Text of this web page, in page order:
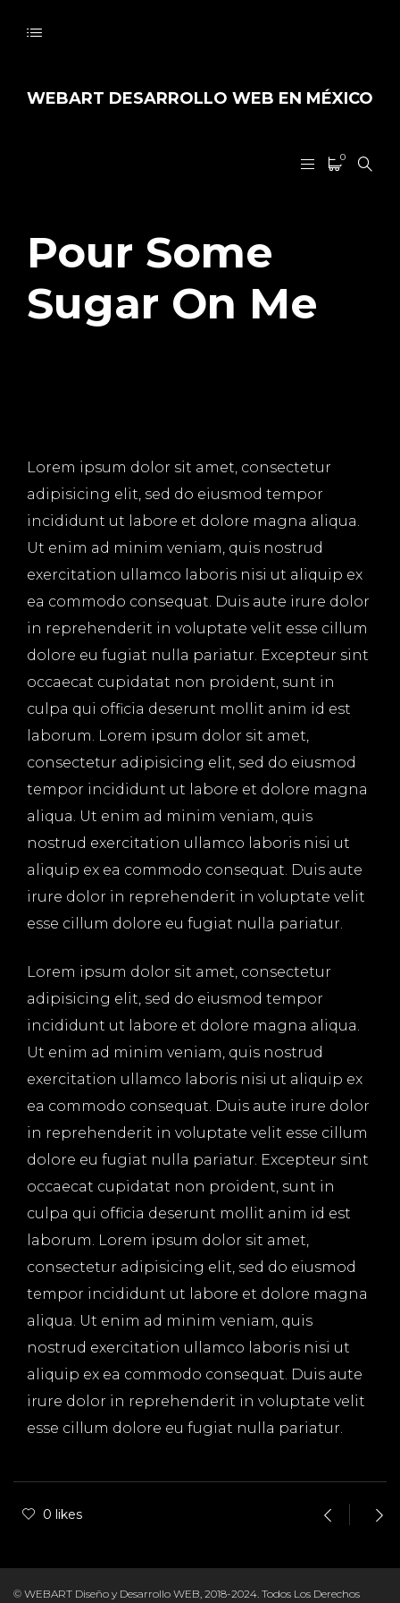
WEBART DESARROLLO WEB EN MÉXICO
0
Pour Some
Sugar On Me
Lorem ipsum dolor sit amet, consectetur
adipisicing elit, sed do eiusmod tempor
incididunt ut labore et dolore magna aliqua.
Ut enim ad minim veniam, quis nostrud
exercitation ullamco laboris nisi ut aliquip ex
ea commodo consequat. Duis aute irure dolor
in reprehenderit in voluptate velit esse cillum
dolore eu fugiat nulla pariatur. Excepteur sint
occaecat cupidatat non proident, sunt in
culpa qui officia deserunt mollit anim id est
laborum. Lorem ipsum dolor sit amet,
consectetur adipisicing elit, sed do eiusmod
tempor incididunt ut labore et dolore magna
aliqua. Ut enim ad minim veniam, quis
nostrud exercitation ullamco laboris nisi ut
aliquip ex ea commodo consequat. Duis aute
irure dolor in reprehenderit in voluptate velit
esse cillum dolore eu fugiat nulla pariatur.
Lorem ipsum dolor sit amet, consectetur
adipisicing elit, sed do eiusmod tempor
incididunt ut labore et dolore magna aliqua.
Ut enim ad minim veniam, quis nostrud
exercitation ullamco laboris nisi ut aliquip ex
ea commodo consequat. Duis aute irure dolor
in reprehenderit in voluptate velit esse cillum
dolore eu fugiat nulla pariatur. Excepteur sint
occaecat cupidatat non proident, sunt in
culpa qui officia deserunt mollit anim id est
laborum. Lorem ipsum dolor sit amet,
consectetur adipisicing elit, sed do eiusmod
tempor incididunt ut labore et dolore magna
aliqua. Ut enim ad minim veniam, quis
nostrud exercitation ullamco laboris nisi ut
aliquip ex ea commodo consequat. Duis aute
irure dolor in reprehenderit in voluptate velit
esse cillum dolore eu fugiat nulla pariatur.
0 likes
© WEBART Diseño y Desarrollo WEB, 2018-2024. Todos Los Derechos